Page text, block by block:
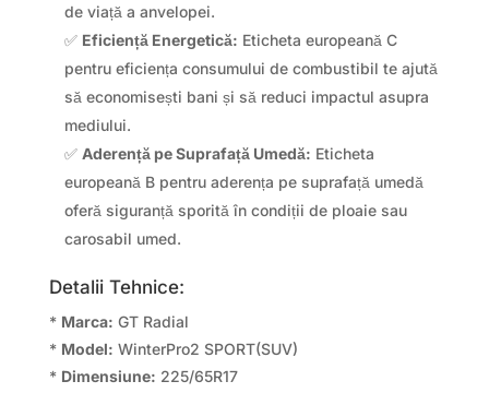
de viață a anvelopei.
✅ Eficiență Energetică: Eticheta europeană C
pentru eficiența consumului de combustibil te ajută
să economisești bani și să reduci impactul asupra
mediului.
✅ Aderență pe Suprafață Umedă: Eticheta
europeană B pentru aderența pe suprafață umedă
oferă siguranță sporită în condiții de ploaie sau
carosabil umed.
Detalii Tehnice:
* Marca: GT Radial
* Model: WinterPro2 SPORT(SUV)
* Dimensiune: 225/65R17